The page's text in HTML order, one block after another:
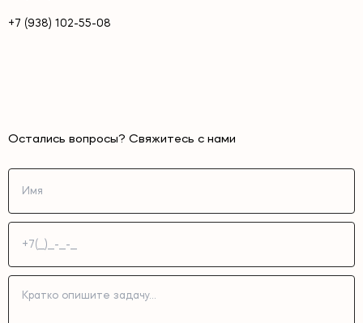
+7 (938) 102-55-08
Остались вопросы? Свяжитесь с нами